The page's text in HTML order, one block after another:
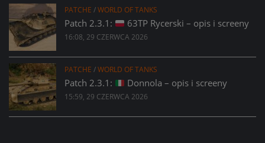
PATCHE /WORLD OF TANKS
Patch 2.3.1: 63TP Rycerski – opis i screeny
16:08, 29 CZERWCA 2026
PATCHE /WORLD OF TANKS
Patch 2.3.1: Donnola – opis i screeny
15:59, 29 CZERWCA 2026